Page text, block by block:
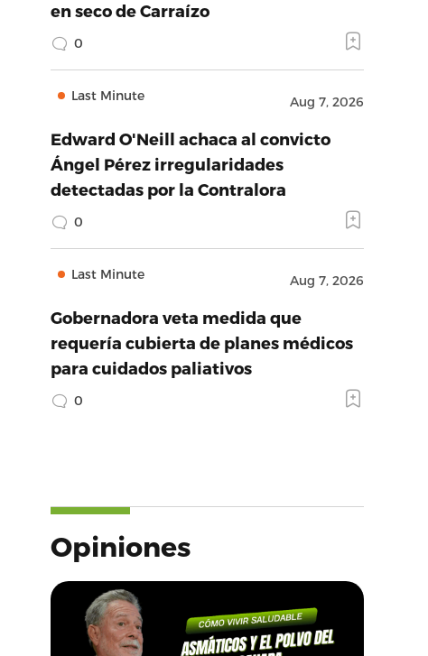
en seco de Carraízo
0
Last Minute Aug 7, 2026
Edward O'Neill achaca al convicto
Ángel Pérez irregularidades
detectadas por la Contralora
0
Last Minute Aug 7, 2026
Gobernadora veta medida que
requería cubierta de planes médicos
para cuidados paliativos
0
Opiniones